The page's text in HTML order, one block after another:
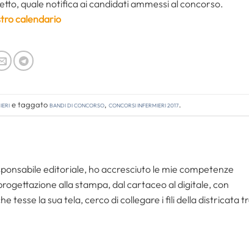
quale notifica ai candidati ammessi al concorso.
calendario
e taggatobandi di concorso, concorsi infermieri 2017.
editoriale, ho accresciuto le mie competenze
alla stampa, dal cartaceo al digitale, con
tesse la sua tela, cerco di collegare i fili della districata